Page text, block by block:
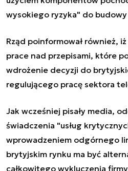
wysokiego ryzyka" do budowy
Rząd poinformował również,
prace nad przepisami, które
wdrożenie decyzji do
regulującego pracę sektora
Jak wcześniej pisały media,
świadczenia "usług
wprowadzeniem odgórnego
brytyjskim rynku ma być
całkowitego wykluczenia